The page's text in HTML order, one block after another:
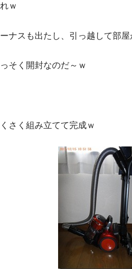
ｗ
ナスも出たし、引っ越して部
そく開封なのだ～ｗ
さく組み立てて完成ｗ